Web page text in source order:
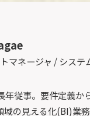
マネージャ / システ
年従事。要件定義
の見える化(BI)業